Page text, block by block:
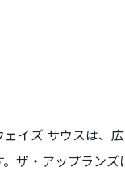
ェイズ サウスは、
。ザ・アップラン